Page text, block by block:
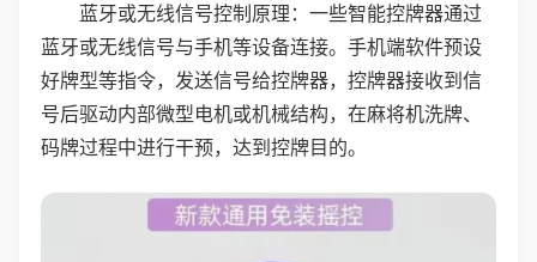
蓝牙或无线信号控制原理：一些智能控牌器通过
蓝牙或无线信号与手机等设备连接。手机端软件预设
好牌型等指令，发送信号给控牌器，控牌器接收到信
号后驱动内部微型电机或机械结构，在麻将机洗牌、
码牌过程中进行干预，达到控牌目的。